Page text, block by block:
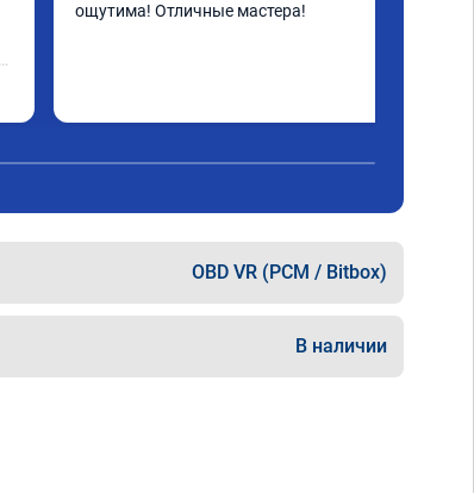
ощутима! Отличные мастера!
OBD VR (PCM / Bitbox)
В наличии